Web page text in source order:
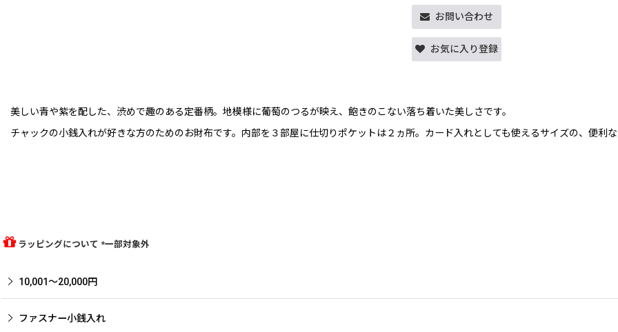
お問い合わせ
お気に入り登録
美しい青や紫を配した、渋めで趣のある定番柄。地模様に葡萄のつるが映え、飽きのこない落ち着いた美しさです。
チャックの小銭入れが好きな方のためのお財布です。内部を３部屋に仕切りポケットは２ヵ所。カード入れとしても使えるサイズの、便利な
ラッピングについて *一部対象外
10,001〜20,000円
ファスナー小銭入れ